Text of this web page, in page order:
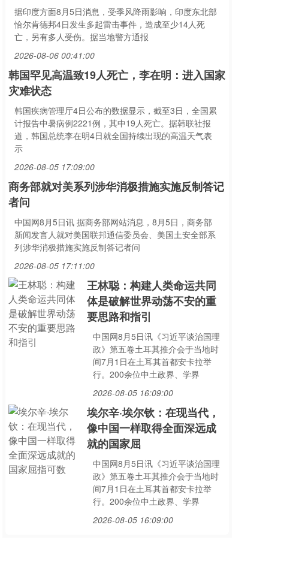
据印度方面8月5日消息，受季风降雨影响，印度东北部
恰尔肯德邦4日发生多起雷击事件，造成至少14人死
亡，另有多人受伤。据当地警方通报
2026-08-06 00:41:00
韩国罕见高温致19人死亡，李在明：进入国家
灾难状态
韩国疾病管理厅4日公布的数据显示，截至3日，全国累
计报告中暑病例2221例，其中19人死亡。据韩联社报
道，韩国总统李在明4日就全国持续出现的高温天气表
示
2026-08-05 17:09:00
商务部就对美系列涉华消极措施实施反制答记
者问
中国网8月5日讯 据商务部网站消息，8月5日，商务部
新闻发言人就对美国联邦通信委员会、美国土安全部系
列涉华消极措施实施反制答记者问
2026-08-05 17:11:00
王林聪：构建人类命运共同
体是破解世界动荡不安的重
要思路和指引
中国网8月5日讯《习近平谈治国理
政》第五卷土耳其推介会于当地时
间7月1日在土耳其首都安卡拉举
行。200余位中土政界、学界
2026-08-05 16:09:00
埃尔辛·埃尔钦：在现当代，
像中国一样取得全面深远成
就的国家屈
中国网8月5日讯《习近平谈治国理
政》第五卷土耳其推介会于当地时
间7月1日在土耳其首都安卡拉举
行。200余位中土政界、学界
2026-08-05 16:09:00